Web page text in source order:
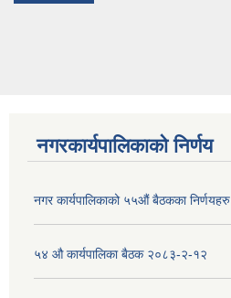
नगरकार्यपालिकाको निर्णय
नगर कार्यपालिकाको ५५औं बैठकका निर्णयहरु
५४ औ कार्यपालिका बैठक २०८३-२-१२